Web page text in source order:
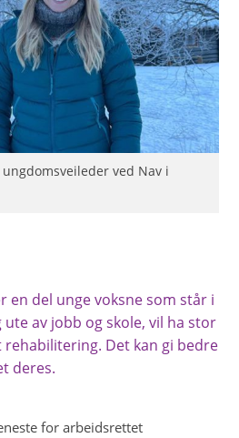
ved Nav i
en del unge voksne som står i
av jobb og skole, vil ha stor
Det kan gi bedre
deres.
for arbeidsrettet